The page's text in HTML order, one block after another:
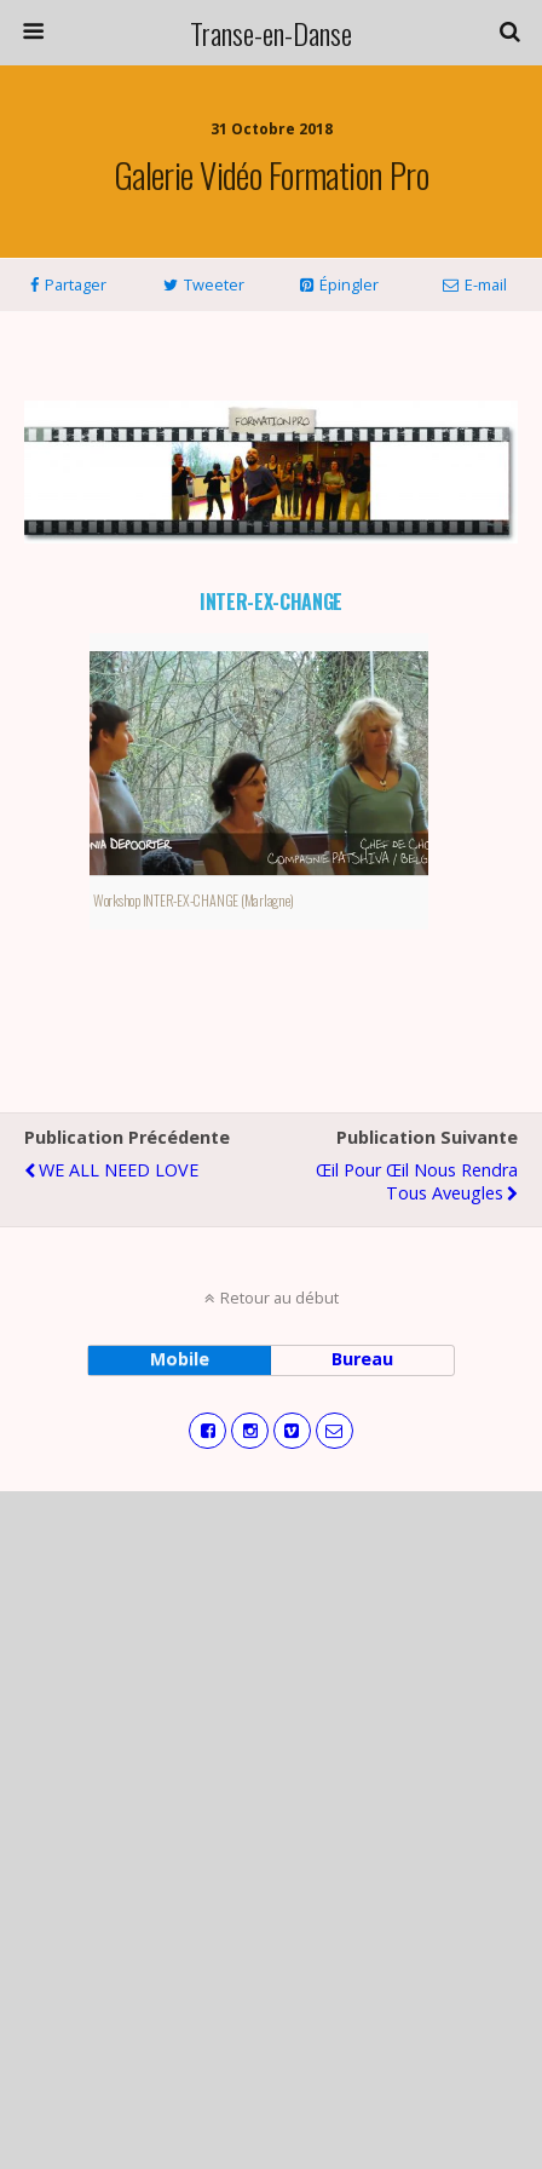
Transe-en-Danse
31 Octobre 2018
Galerie Vidéo Formation Pro
Partager Tweeter Épingler E-mail
INTER-EX-CHANGE
Workshop INTER-EX-CHANGE (Marlagne)
Publication Précédente
WE ALL NEED LOVE
Publication Suivante
Œil Pour Œil Nous Rendra
Tous Aveugles
Retour au début
Mobile Bureau